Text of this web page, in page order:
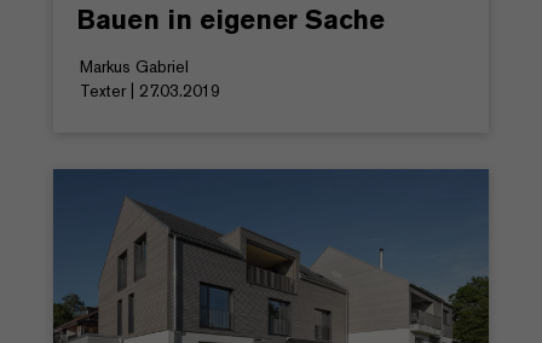
Bauen in eigener Sache
Markus Gabriel
Texter | 27.03.2019